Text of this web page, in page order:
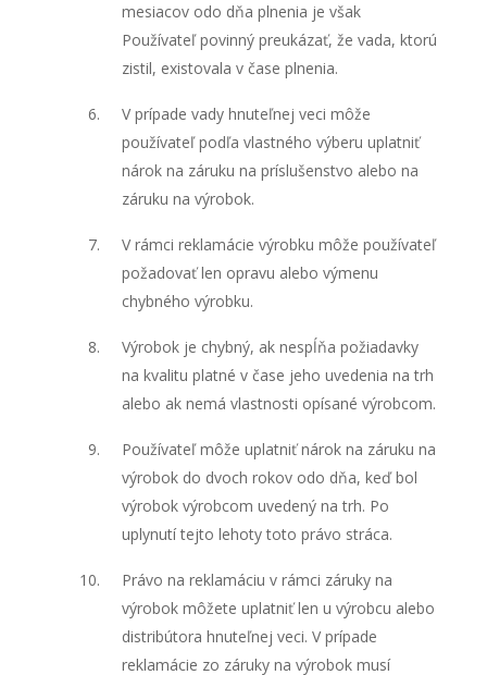
mesiacov odo dňa plnenia je však
Používateľ povinný preukázať, že vada, ktorú
zistil, existovala v čase plnenia.
V prípade vady hnuteľnej veci môže
používateľ podľa vlastného výberu uplatniť
nárok na záruku na príslušenstvo alebo na
záruku na výrobok.
V rámci reklamácie výrobku môže používateľ
požadovať len opravu alebo výmenu
chybného výrobku.
Výrobok je chybný, ak nespĺňa požiadavky
na kvalitu platné v čase jeho uvedenia na trh
alebo ak nemá vlastnosti opísané výrobcom.
Používateľ môže uplatniť nárok na záruku na
výrobok do dvoch rokov odo dňa, keď bol
výrobok výrobcom uvedený na trh. Po
uplynutí tejto lehoty toto právo stráca.
Právo na reklamáciu v rámci záruky na
výrobok môžete uplatniť len u výrobcu alebo
distribútora hnuteľnej veci. V prípade
reklamácie zo záruky na výrobok musí